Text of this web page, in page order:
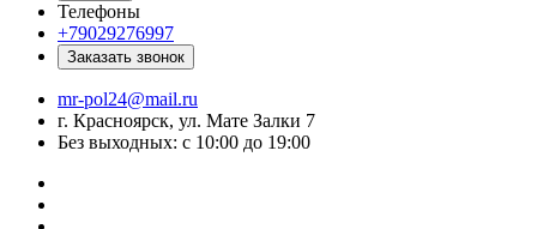
Телефоны
+79029276997
Заказать звонок
mr-pol24@mail.ru
г. Красноярск, ул. Мате Залки 7
Без выходных: с 10:00 до 19:00